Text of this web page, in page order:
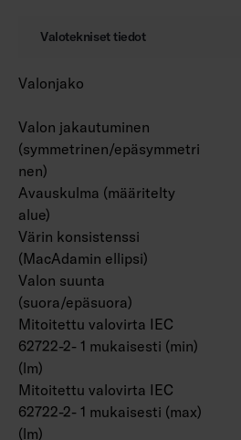
Valotekniset tiedot
Valonjako
Valon jakautuminen
(symmetrinen/epäsymmetri
nen)
Avauskulma (määritelty
alue)
Värin konsistenssi
(MacAdamin ellipsi)
Valon suunta
(suora/epäsuora)
Mitoitettu valovirta IEC
62722-2- 1 mukaisesti (min)
(lm)
Mitoitettu valovirta IEC
62722-2- 1 mukaisesti (max)
(lm)